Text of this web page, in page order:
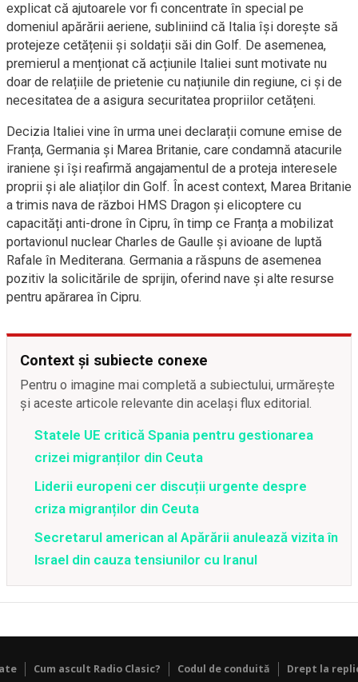
explicat că ajutoarele vor fi concentrate în special pe
domeniul apărării aeriene, subliniind că Italia își dorește să
protejeze cetățenii și soldații săi din Golf. De asemenea,
premierul a menționat că acțiunile Italiei sunt motivate nu
doar de relațiile de prietenie cu națiunile din regiune, ci și de
necesitatea de a asigura securitatea propriilor cetățeni.
Decizia Italiei vine în urma unei declarații comune emise de
Franța, Germania și Marea Britanie, care condamnă atacurile
iraniene și își reafirmă angajamentul de a proteja interesele
proprii și ale aliaților din Golf. În acest context, Marea Britanie
a trimis nava de război HMS Dragon și elicoptere cu
capacități anti-drone în Cipru, în timp ce Franța a mobilizat
portavionul nuclear Charles de Gaulle și avioane de luptă
Rafale în Mediterana. Germania a răspuns de asemenea
pozitiv la solicitările de sprijin, oferind nave și alte resurse
pentru apărarea în Cipru.
Context și subiecte conexe
Pentru o imagine mai completă a subiectului, urmărește
și aceste articole relevante din același flux editorial.
Statele UE critică Spania pentru gestionarea
crizei migranților din Ceuta
Liderii europeni cer discuții urgente despre
criza migranților din Ceuta
Secretarul american al Apărării anulează vizita în
Israel din cauza tensiunilor cu Iranul
Cum ascult Radio Clasic? Codul de conduită Drept la